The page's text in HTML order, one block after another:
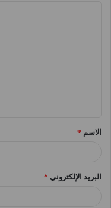
*الاسم *
البريد الإلكتروني *